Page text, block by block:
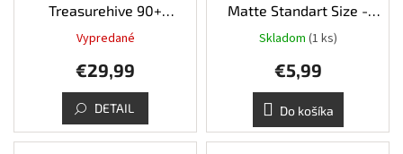
Treasurehive 90+
XenoSkin Black
Vypredané
€29,99
DETAIL
Matte Standart Size -
Yellow
Skladom (1 ks)
€5,99
Do košíka